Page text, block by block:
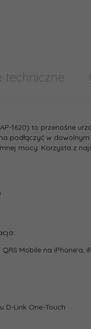
techniczne
1620) to przenośne
podłączyć w
mocy. Korzysta z
Mobile na iPhone'a,
D-Link One-Touch